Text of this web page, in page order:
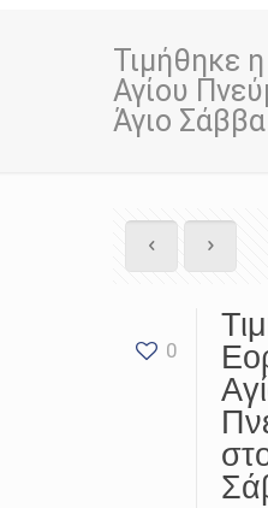
Τιμήθηκε
Αγίου
Άγιο Σάββα
0